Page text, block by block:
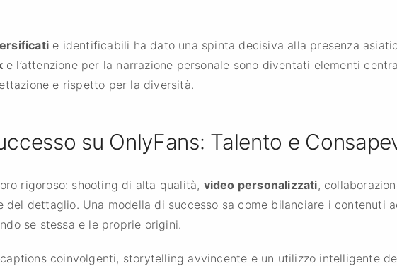
e identificabili ha dato una spinta decisiva alla presenza
e l’attenzione per la narrazione personale sono diventati elementi
e rispetto per la diversità.
su OnlyFans: Talento e
rigoroso: shooting di alta qualità, video personalizzati,
del dettaglio. Una modella di successo sa come bilanciare i contenuti
se stessa e le proprie origini.
coinvolgenti, storytelling avvincente e un utilizzo intelligente